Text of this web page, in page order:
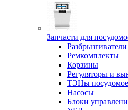
Запчасти для
Ремкомплекты
Корзины
Регуляторы и
ТЭНы
Насосы
Блоки